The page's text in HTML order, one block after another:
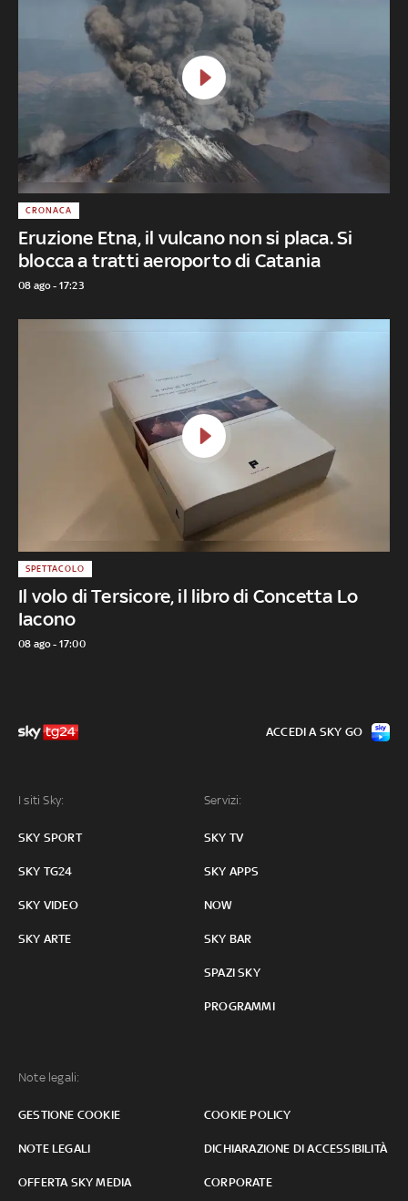
Eruzione Etna, il vulcano non si placa. Si
blocca a tratti aeroporto di Catania
CRONACA
08 ago - 17:23
Il volo di Tersicore, il libro di Concetta Lo
Iacono
SPETTACOLO
08 ago - 17:00
I siti Sky:
SKY SPORT
SKY TG24
SKY VIDEO
SKY ARTE
Servizi:
SKY TV
SKY APPS
NOW
SKY BAR
SPAZI SKY
PROGRAMMI
Note legali:
GESTIONE COOKIE COOKIE POLICY
NOTE LEGALI DICHIARAZIONE DI ACCESSIBILITÀ
OFFERTA SKY MEDIA CORPORATE
ACCEDI A SKY GO